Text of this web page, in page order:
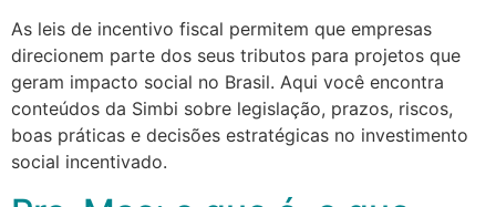
As leis de incentivo fiscal permitem que empresas
direcionem parte dos seus tributos para projetos que
geram impacto social no Brasil. Aqui você encontra
conteúdos da Simbi sobre legislação, prazos, riscos,
boas práticas e decisões estratégicas no investimento
social incentivado.